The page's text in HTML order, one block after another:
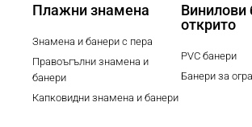
Плажни знамена
Знамена и банери с пера
Правоъгълни знамена и
банери
Капковидни знамена и банери
Винилови
открито
PVC банери
Банери за